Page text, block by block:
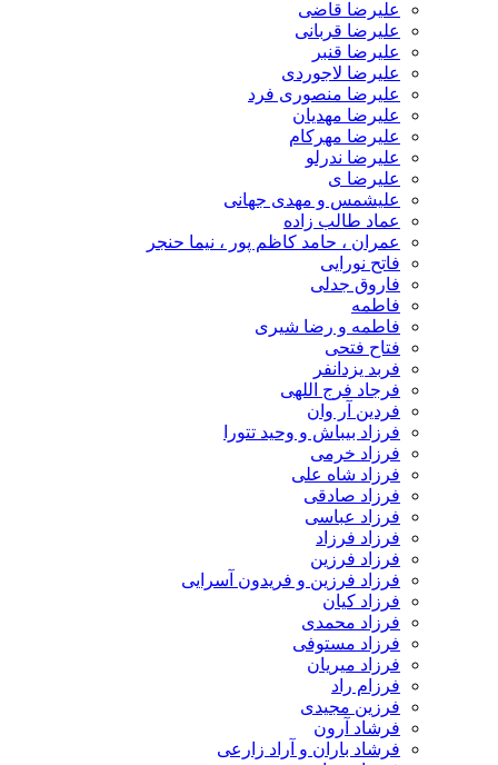
علیرضا قاضی
علیرضا قربانی
علیرضا قنبر
علیرضا لاجوردی
علیرضا منصوری فرد
علیرضا مهدیان
علیرضا مهرکام
علیرضا ندرلو
علیرضا ی
علیشمس و مهدی جهانی
عماد طالب زاده
عمران ، حامد کاظم پور ، نیما حنجر
فاتح نورایی
فاروق جدلی
فاطمه
فاطمه و رضا شیری
فتاح فتحی
فربد یزدانفر
فرجاد فرج اللهی
فردین آر وان
فرزاد بیباش و وحید تتورا
فرزاد خرمی
فرزاد شاه علی
فرزاد صادقی
فرزاد عباسی
فرزاد فرزاد
فرزاد فرزین
فرزاد فرزین و فریدون آسرایی
فرزاد کیان
فرزاد محمدی
فرزاد مستوفی
فرزاد میریان
فرزام راد
فرزین مجیدی
فرشاد آرون
فرشاد باران و آراد زارعی